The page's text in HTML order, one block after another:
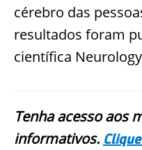
cérebro das
resultados foram
científica
Tenha acesso aos
informativos.